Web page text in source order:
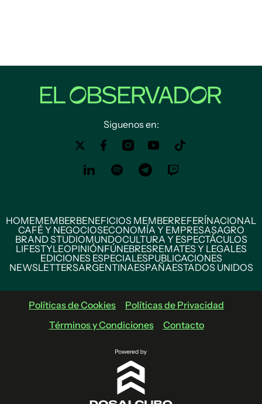
Siguenos en:
HOMEMEMBERBENEFICIOS MEMBERREFERÍNACIONAL
CAFÉ Y NEGOCIOSECONOMÍA Y EMPRESASAGRO
BRAND STUDIOMUNDOCULTURA Y ESPECTÁCULOS
LIFESTYLEOPINIÓNFÚNEBRESREMATES Y LEGALES
EDICIONES ESPECIALESPUBLICACIONES
NEWSLETTERSARGENTINAESPAÑAESTADOS UNIDOS
Políticas de Cookies
Políticas de Privacidad
Términos y Condiciones
Contacto